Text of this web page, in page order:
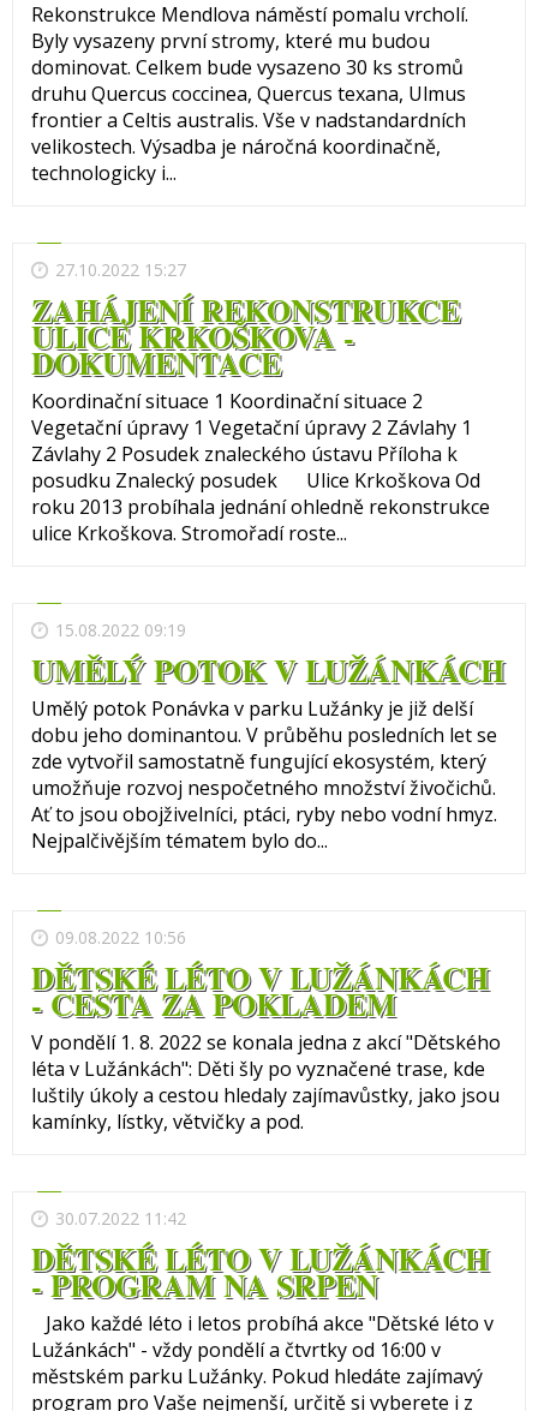
Rekonstrukce Mendlova náměstí pomalu vrcholí.
Byly vysazeny první stromy, které mu budou
dominovat. Celkem bude vysazeno 30 ks stromů
druhu Quercus coccinea, Quercus texana, Ulmus
frontier a Celtis australis. Vše v nadstandardních
velikostech. Výsadba je náročná koordinačně,
technologicky i...
27.10.2022 15:27
ZAHÁJENÍ REKONSTRUKCE
ULICE KRKOŠKOVA -
DOKUMENTACE
Koordinační situace 1 Koordinační situace 2
Vegetační úpravy 1 Vegetační úpravy 2 Závlahy 1
Závlahy 2 Posudek znaleckého ústavu Příloha k
posudku Znalecký posudek Ulice Krkoškova Od
roku 2013 probíhala jednání ohledně rekonstrukce
ulice Krkoškova. Stromořadí roste...
15.08.2022 09:19
UMĚLÝ POTOK V LUŽÁNKÁCH
Umělý potok Ponávka v parku Lužánky je již delší
dobu jeho dominantou. V průběhu posledních let se
zde vytvořil samostatně fungující ekosystém, který
umožňuje rozvoj nespočetného množství živočichů.
Ať to jsou obojživelníci, ptáci, ryby nebo vodní hmyz.
Nejpalčivějším tématem bylo do...
09.08.2022 10:56
DĚTSKÉ LÉTO V LUŽÁNKÁCH
- CESTA ZA POKLADEM
V pondělí 1. 8. 2022 se konala jedna z akcí "Dětského
léta v Lužánkách": Děti šly po vyznačené trase, kde
luštily úkoly a cestou hledaly zajímavůstky, jako jsou
kamínky, lístky, větvičky a pod.
30.07.2022 11:42
DĚTSKÉ LÉTO V LUŽÁNKÁCH
- PROGRAM NA SRPEN
Jako každé léto i letos probíhá akce "Dětské léto v
Lužánkách" - vždy pondělí a čtvrtky od 16:00 v
městském parku Lužánky. Pokud hledáte zajímavý
program pro Vaše nejmenší, určitě si vyberete i z